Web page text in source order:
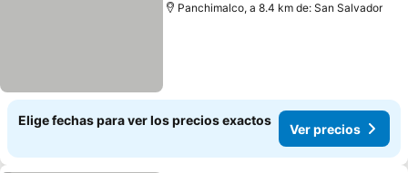
Panchimalco, a 8.4 km de: San Salvador
Elige fechas para ver los precios exactos
Ver precios